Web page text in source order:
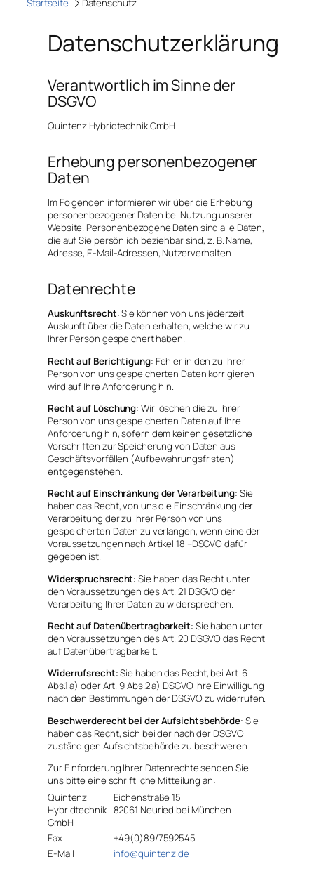
Startseite Datenschutz
Datenschutzerklärung
Verantwortlich im Sinne der
DSGVO
Quintenz Hybridtechnik GmbH
Erhebung personenbezogener
Daten
Im Folgenden informieren wir über die Erhebung
personenbezogener Daten bei Nutzung unserer
Website. Personenbezogene Daten sind alle Daten,
die auf Sie persönlich beziehbar sind, z. B. Name,
Adresse, E-Mail-Adressen, Nutzerverhalten.
Datenrechte
Auskunftsrecht: Sie können von uns jederzeit
Auskunft über die Daten erhalten, welche wir zu
Ihrer Person gespeichert haben.
Recht auf Berichtigung: Fehler in den zu Ihrer
Person von uns gespeicherten Daten korrigieren
wird auf Ihre Anforderung hin.
Recht auf Löschung: Wir löschen die zu Ihrer
Person von uns gespeicherten Daten auf Ihre
Anforderung hin, sofern dem keinen gesetzliche
Vorschriften zur Speicherung von Daten aus
Geschäftsvorfällen (Aufbewahrungsfristen)
entgegenstehen.
Recht auf Einschränkung der Verarbeitung: Sie
haben das Recht, von uns die Einschränkung der
Verarbeitung der zu Ihrer Person von uns
gespeicherten Daten zu verlangen, wenn eine der
Voraussetzungen nach Artikel 18 –DSGVO dafür
gegeben ist.
Widerspruchsrecht: Sie haben das Recht unter
den Voraussetzungen des Art. 21 DSGVO der
Verarbeitung Ihrer Daten zu widersprechen.
Recht auf Datenübertragbarkeit: Sie haben unter
den Voraussetzungen des Art. 20 DSGVO das Recht
auf Datenübertragbarkeit.
Widerrufsrecht: Sie haben das Recht, bei Art. 6
Abs.1 a) oder Art. 9 Abs.2 a) DSGVO Ihre Einwilligung
nach den Bestimmungen der DSGVO zu widerrufen.
Beschwerderecht bei der Aufsichtsbehörde: Sie
haben das Recht, sich bei der nach der DSGVO
zuständigen Aufsichtsbehörde zu beschweren.
Zur Einforderung Ihrer Datenrechte senden Sie
uns bitte eine schriftliche Mitteilung an:
Quintenz
Hybridtechnik
GmbH
Eichenstraße 15
82061 Neuried bei München
Fax
+49(0)89/7592545
E-Mail
info@quintenz.de